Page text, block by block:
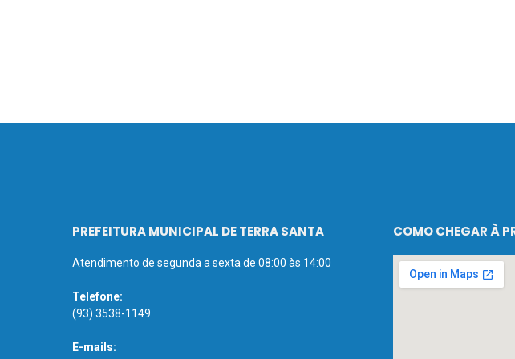
PREFEITURA MUNICIPAL DE TERRA SANTA
Atendimento de segunda a sexta de 08:00 às 14:00
Telefone:
(93) 3538-1149
E-mails:
COMO CHEGAR À